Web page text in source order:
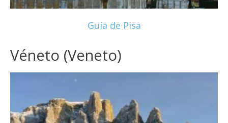
Guía de Pisa
Véneto (Veneto)